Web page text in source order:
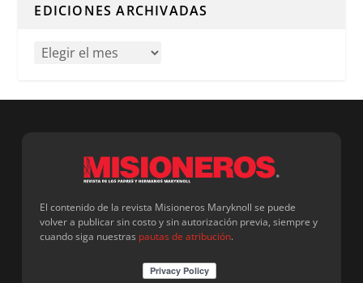
EDICIONES ARCHIVADAS
El contenido de la revista Misioneros Maryknoll se puede
volver a publicar sin costo y sin autorización previa, siempre y
cuando siga nuestras pautas de atribución.